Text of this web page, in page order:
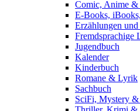
Comic, Anime &
E-Books,
Erzählungen
Fremdsprachige
Jugendbuch
Kalender
Kinderbuch
Romane & Lyrik
Sachbuch
SciFi, Mystery &